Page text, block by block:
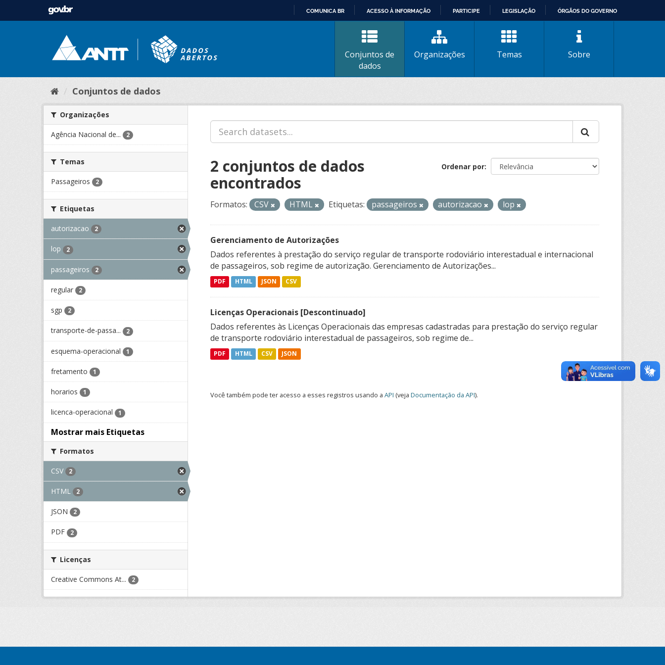
CONTEÚDO
COMUNICA BR ACESSO À INFORMAÇÃO PARTICIPE LEGISLAÇÃO ÓRGÃOS DO GOVERNO
Conjuntos de
dados
Organizações Temas Sobre
Conjuntos de dados
Organizações
Agência Nacional de... 2
Temas
Passageiros 2
Etiquetas
autorizacao 2
lop 2
passageiros 2
regular 2
sgp 2
transporte-de-passa... 2
esquema-operacional 1
fretamento 1
horarios 1
licenca-operacional 1
Mostrar mais Etiquetas
Formatos
CSV 2
HTML 2
JSON 2
PDF 2
Licenças
Creative Commons At... 2
Ordenar por
2 conjuntos de dados
encontrados
Formatos: CSV HTML Etiquetas: passageiros autorizacao lop
Gerenciamento de Autorizações
Dados referentes à prestação do serviço regular de transporte rodoviário interestadual e internacional
de passageiros, sob regime de autorização. Gerenciamento de Autorizações...
PDF HTML JSON CSV
Licenças Operacionais [Descontinuado]
Dados referentes às Licenças Operacionais das empresas cadastradas para prestação do serviço regular
de transporte rodoviário interestadual de passageiros, sob regime de...
PDF HTML CSV JSON
Você também pode ter acesso a esses registros usando a API (veja Documentação da API).